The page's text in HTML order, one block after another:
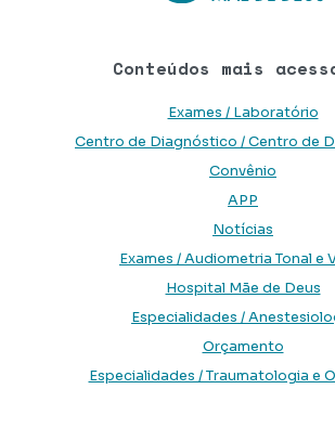
Conteúdos mais
Exames / Laboratório
Centro de Diagnóstico / Centro de
Convênio
APP
Notícias
Exames / Audiometria Tonal e
Hospital Mãe de Deus
Especialidades /
Orçamento
Especialidades / Traumatologia e